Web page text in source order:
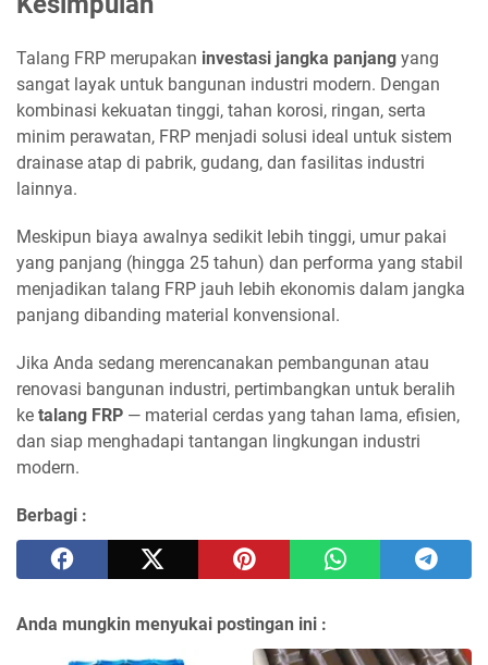
Talang FRP merupakan investasi jangka panjang yang
sangat layak untuk bangunan industri modern. Dengan
kombinasi kekuatan tinggi, tahan korosi, ringan, serta
minim perawatan, FRP menjadi solusi ideal untuk sistem
drainase atap di pabrik, gudang, dan fasilitas industri
lainnya.
Meskipun biaya awalnya sedikit lebih tinggi, umur pakai
yang panjang (hingga 25 tahun) dan performa yang stabil
menjadikan talang FRP jauh lebih ekonomis dalam jangka
panjang dibanding material konvensional.
Jika Anda sedang merencanakan pembangunan atau
renovasi bangunan industri, pertimbangkan untuk beralih
ke talang FRP — material cerdas yang tahan lama, efisien,
dan siap menghadapi tantangan lingkungan industri
modern.
Berbagi :
Anda mungkin menyukai postingan ini :